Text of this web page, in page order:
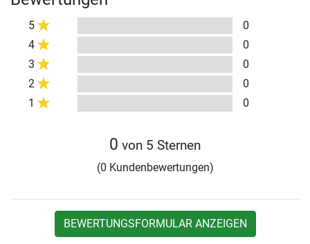
5
0
4
0
3
0
2
0
1
0
0 von 5 Sternen
(0 Kundenbewertungen)
BEWERTUNGSFORMULAR ANZEIGEN